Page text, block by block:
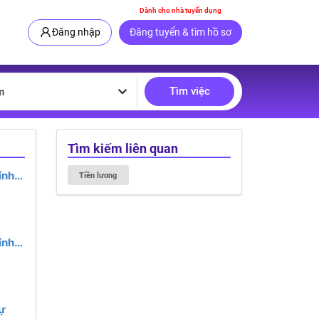
Dành cho nhà tuyển dụng
Đăng nhập Đăng tuyển & tìm hồ sơ
Tìm việc
Tìm kiếm liên quan
Tiền lương